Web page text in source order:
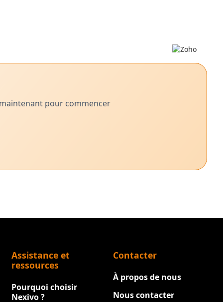
pour commencer
Assistance et
ressources
Pourquoi choisir
Nexivo ?
Contacter
À propos de nous
Nous contacter